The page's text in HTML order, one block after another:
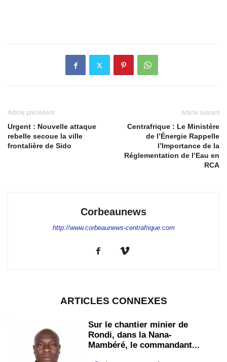
Article précédent
Urgent : Nouvelle attaque
rebelle secoue la ville
frontalière de Sido
Article suivant
Centrafrique : Le Ministère
de l’Énergie Rappelle
l’Importance de la
Réglementation de l’Eau en
RCA
Corbeaunews
http://www.corbeaunews-centrafrique.com
ARTICLES CONNEXES
Sur le chantier minier de
Rondi, dans la Nana-
Mambéré, le commandant...